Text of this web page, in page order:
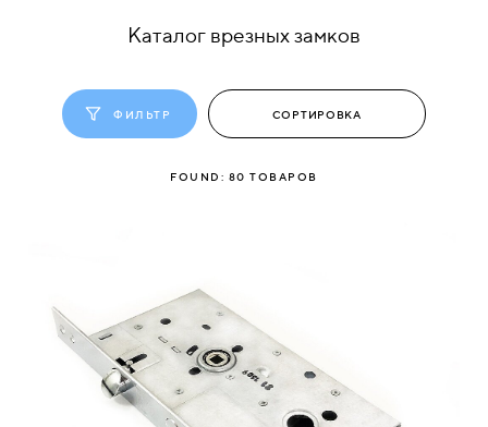
КОМПАНИИ
ЗАВКИ
Каталог врезных замков
ФИЛЬТР
FOUND: 80 ТОВАРОВ